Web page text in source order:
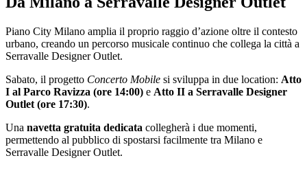
Piano City Milano amplia il proprio raggio d’azione oltre il contesto
urbano, creando un percorso musicale continuo che collega la città a
Serravalle Designer Outlet.
Sabato, il progetto Concerto Mobile si sviluppa in due location: Atto
I al Parco Ravizza (ore 14:00) e Atto II a Serravalle Designer
Outlet (ore 17:30).
Una navetta gratuita dedicata collegherà i due momenti,
permettendo al pubblico di spostarsi facilmente tra Milano e
Serravalle Designer Outlet.